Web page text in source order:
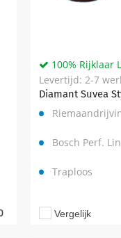
Diamant Suvea
100% Rijklaar
Levertijd: 2-7
Bosch Perf.
Traploos
Vergelijk